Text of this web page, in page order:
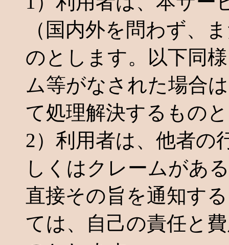
（国内外を問わず、
のとします。以下同
ム等がなされた場合
て処理解決するもの
2）利用者は、他者の
しくはクレームがあ
直接その旨を通知す
ては、自己の責任と